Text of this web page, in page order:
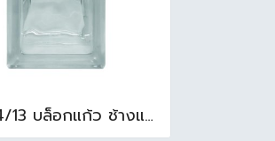
N-014/13 บล็อกแก้ว ช้างแแก้ว WOW หยาดเพชร ( 24x11.5x8 cm.)